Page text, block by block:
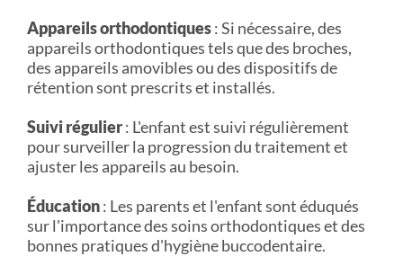
Appareils orthodontiques: Si nécessaire, des
appareils orthodontiques tels que des broches,
des appareils amovibles ou des dispositifs de
rétention sont prescrits et installés.
Suivi régulier: L'enfant est suivi régulièrement
pour surveiller la progression du traitement et
ajuster les appareils au besoin.
Éducation: Les parents et l'enfant sont éduqués
sur l'importance des soins orthodontiques et des
bonnes pratiques d'hygiène buccodentaire.